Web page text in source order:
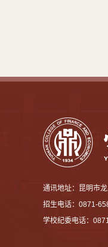
通讯地址：昆明市
招生电话：0871-
学校纪委电话：